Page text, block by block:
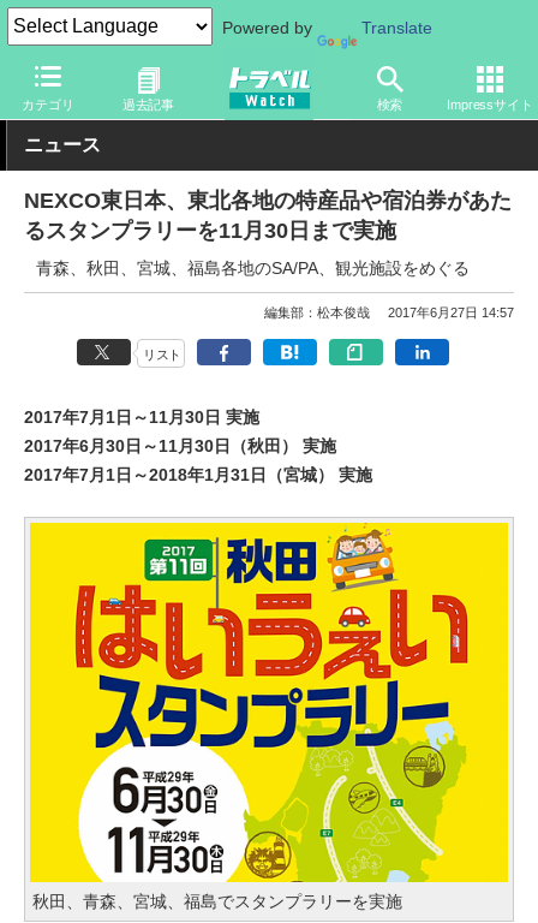
Powered by Translate
カテゴリ 過去記事 検索 Impressサイト
トラベル Watch 地域 国内旅行 東北
ニュース
NEXCO東日本、東北各地の特産品や宿泊券があた
るスタンプラリーを11月30日まで実施
青森、秋田、宮城、福島各地のSA/PA、観光施設をめぐる
編集部：松本俊哉 2017年6月27日 14:57
リスト
2017年7月1日～11月30日 実施
2017年6月30日～11月30日（秋田） 実施
2017年7月1日～2018年1月31日（宮城） 実施
秋田、青森、宮城、福島でスタンプラリーを実施